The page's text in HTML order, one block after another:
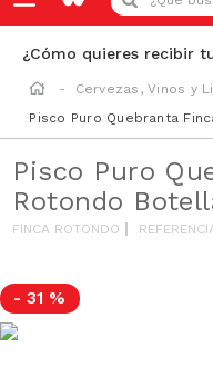
¿Cómo quieres recibir
Pisco Puro
Rotondo
-31 %